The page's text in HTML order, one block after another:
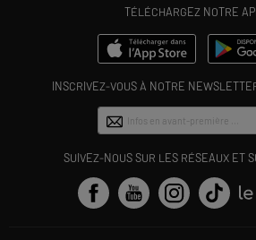
TÉLÉCHARGEZ NOTRE
INSCRIVEZ-VOUS À NOTRE
SUIVEZ-NOUS SUR LES RÉSEAUX ET